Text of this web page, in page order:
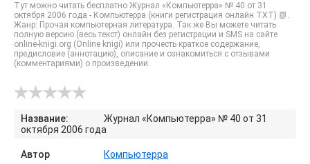
Тут можно читать бесплатно Журнал «Компьютерра» № 40 от 31
октября 2006 года - Компьютерра (книги регистрация онлайн TXT) 📗.
Жанр: Прочая компьютерная литература. Так же Вы можете читать
полную версию (весь текст) онлайн без регистрации и SMS на сайте
online-knigi.org (Online knigi) или прочесть краткое содержание,
предисловие (аннотацию), описание и ознакомиться с отзывами
(комментариями) о произведении.
Название:
Журнал «Компьютерра» № 40 от 31
октября 2006 года
Автор Компьютерра